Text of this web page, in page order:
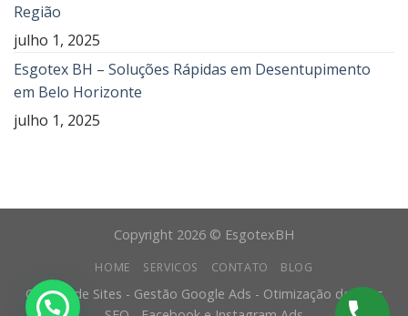
Região
julho 1, 2025
Esgotex BH – Soluções Rápidas em Desentupimento
em Belo Horizonte
julho 1, 2025
Copyright 2026 © EsgotexBH
HOME SERVICOS CONTATO BLOG
Criação de Sites - Gestão Google Ads - Otimização de Sites